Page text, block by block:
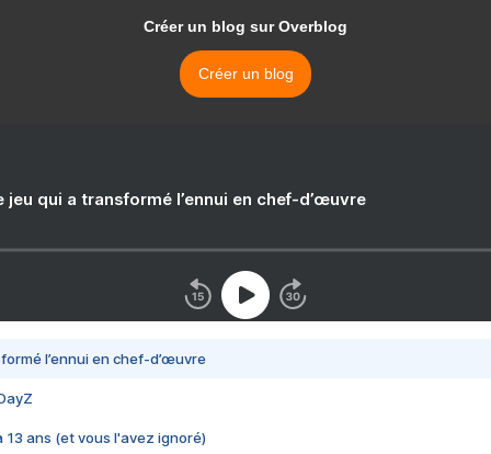
Créer un blog sur Overblog
Créer un blog
jeu qui a transformé l’ennui en chef-d’œuvre
l’ennui en chef-d’œuvre
13 ans (et vous l'avez ignoré)